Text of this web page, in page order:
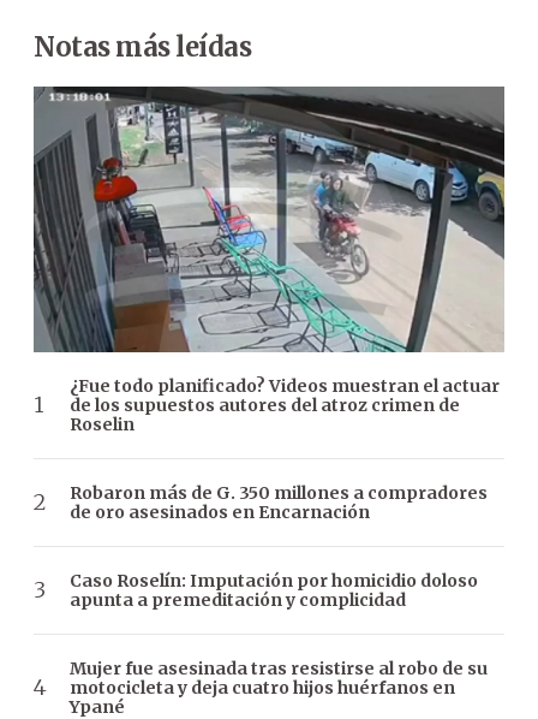
Notas más leídas
¿Fue todo planificado? Videos muestran el actuar
de los supuestos autores del atroz crimen de
Roselin
Robaron más de G. 350 millones a compradores
de oro asesinados en Encarnación
Caso Roselín: Imputación por homicidio doloso
apunta a premeditación y complicidad
Mujer fue asesinada tras resistirse al robo de su
motocicleta y deja cuatro hijos huérfanos en
Ypané